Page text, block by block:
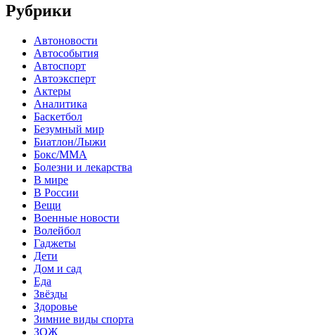
Рубрики
Автоновости
Автособытия
Автоспорт
Автоэксперт
Актеры
Аналитика
Баскетбол
Безумный мир
Биатлон/Лыжи
Бокс/MMA
Болезни и лекарства
В мире
В России
Вещи
Военные новости
Волейбол
Гаджеты
Дети
Дом и сад
Еда
Звёзды
Здоровье
Зимние виды спорта
ЗОЖ